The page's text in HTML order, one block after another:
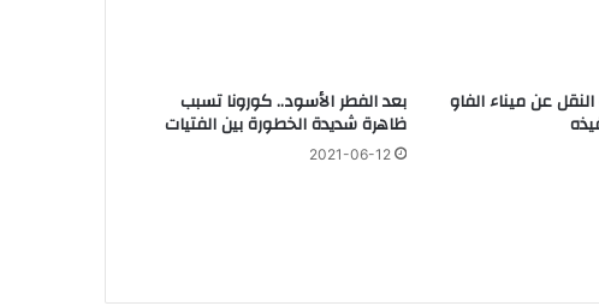
عن ميناء الفاو بعد الفطر الأسود.. كورونا تسبب
ظاهرة شديدة الخطورة بين الفتيات
2021-06-12